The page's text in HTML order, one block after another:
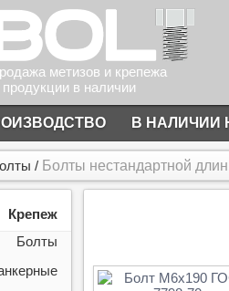
метизов и крепежа
в наличии
В НАЛИЧИИ
/ Болты нестандартной
Крепеж
Болты